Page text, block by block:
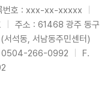
번호 : xxx-xx-xxxxx
주소 : 61468 광주 동구
석동, 서남동주민센터)
0504-266-0992
F.